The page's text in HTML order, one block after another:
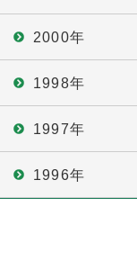
2000年
1998年
1997年
1996年